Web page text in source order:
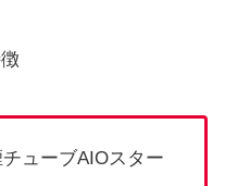
ューブAIOスター